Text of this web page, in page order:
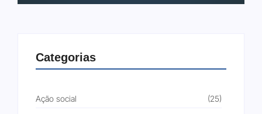
Categorias
Ação social (25)